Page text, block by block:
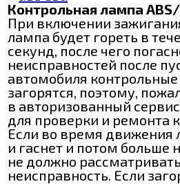
Контрольная лампа
При включении
лампа будет гореть в
секунд, после чего
неисправностей после
автомобиля
загорятся, поэтому,
в авторизованный
для проверки и ремонта
Если во время движения
и гаснет и потом больше
не должно
неисправность. Если